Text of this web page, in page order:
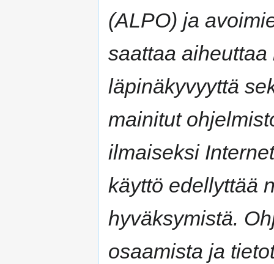
(ALPO) ja
saattaa
läpinäkyvyyttä
mainitut
ilmaiseksi
käyttö edellyttää
hyväksymistä.
osaamista ja